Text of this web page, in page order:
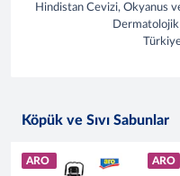
Hindistan Cevizi, Okyanus
Köpük ve Sıvı Sabunlar
ARO ARO